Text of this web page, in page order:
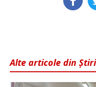
Alte articole din Știri